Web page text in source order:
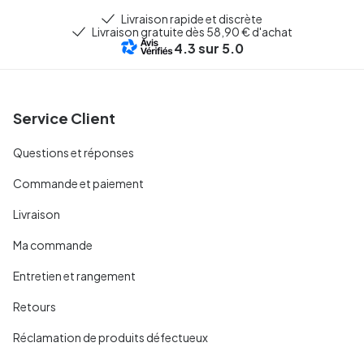
Livraison rapide et discrète
Livraison gratuite dès 58,90 € d'achat
4.3sur 5.0
Service Client
Questions et réponses
Commande et paiement
Livraison
Ma commande
Entretien et rangement
Retours
Réclamation de produits défectueux